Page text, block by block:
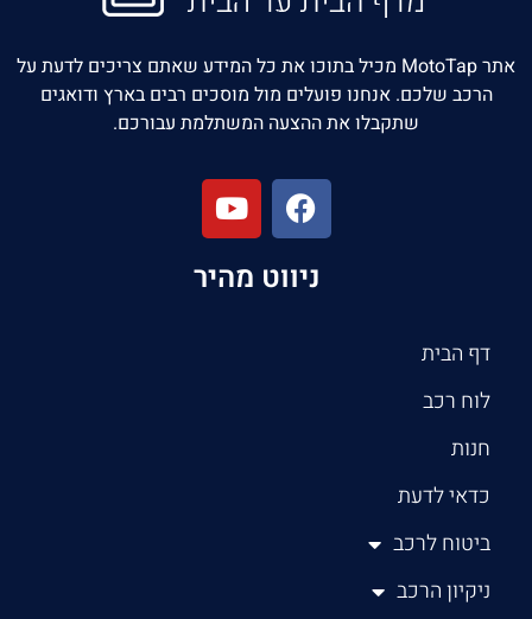
אתר MotoTap מכיל בתוכו את כל המידע שאתם צריכים לדעת על
הרכב שלכם. אנחנו פועלים מול מוסכים רבים בארץ ודואגים
שתקבלו את ההצעה המשתלמת עבורכם.
ניווט מהיר
דף הבית
לוח רכב
חנות
כדאי לדעת
ביטוח לרכב
ניקיון הרכב